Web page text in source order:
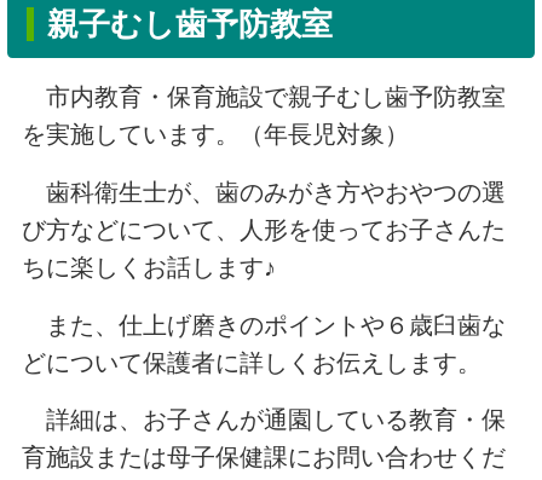
親子むし歯予防教室
市内教育・保育施設で親子むし歯予防教室
を実施しています。（年長児対象）
歯科衛生士が、歯のみがき方やおやつの選
び方などについて、人形を使ってお子さんた
ちに楽しくお話します♪
また、仕上げ磨きのポイントや６歳臼歯な
どについて保護者に詳しくお伝えします。
詳細は、お子さんが通園している教育・保
育施設または母子保健課にお問い合わせくだ